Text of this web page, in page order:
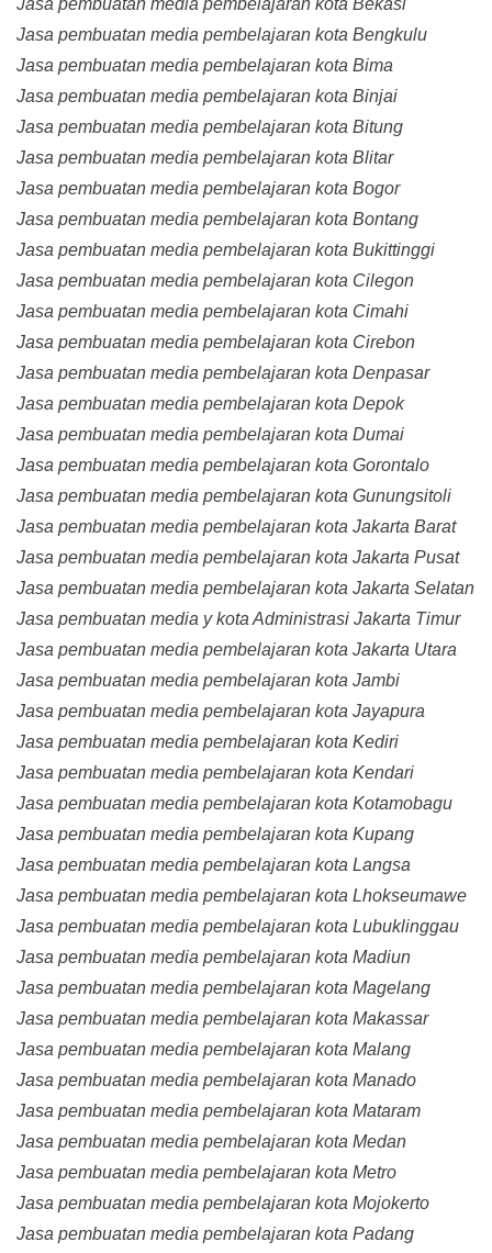
Jasa pembuatan media pembelajaran kota Bekasi
Jasa pembuatan media pembelajaran kota Bengkulu
Jasa pembuatan media pembelajaran kota Bima
Jasa pembuatan media pembelajaran kota Binjai
Jasa pembuatan media pembelajaran kota Bitung
Jasa pembuatan media pembelajaran kota Blitar
Jasa pembuatan media pembelajaran kota Bogor
Jasa pembuatan media pembelajaran kota Bontang
Jasa pembuatan media pembelajaran kota Bukittinggi
Jasa pembuatan media pembelajaran kota Cilegon
Jasa pembuatan media pembelajaran kota Cimahi
Jasa pembuatan media pembelajaran kota Cirebon
Jasa pembuatan media pembelajaran kota Denpasar
Jasa pembuatan media pembelajaran kota Depok
Jasa pembuatan media pembelajaran kota Dumai
Jasa pembuatan media pembelajaran kota Gorontalo
Jasa pembuatan media pembelajaran kota Gunungsitoli
Jasa pembuatan media pembelajaran kota Jakarta Barat
Jasa pembuatan media pembelajaran kota Jakarta Pusat
Jasa pembuatan media pembelajaran kota Jakarta Selatan
Jasa pembuatan media y kota Administrasi Jakarta Timur
Jasa pembuatan media pembelajaran kota Jakarta Utara
Jasa pembuatan media pembelajaran kota Jambi
Jasa pembuatan media pembelajaran kota Jayapura
Jasa pembuatan media pembelajaran kota Kediri
Jasa pembuatan media pembelajaran kota Kendari
Jasa pembuatan media pembelajaran kota Kotamobagu
Jasa pembuatan media pembelajaran kota Kupang
Jasa pembuatan media pembelajaran kota Langsa
Jasa pembuatan media pembelajaran kota Lhokseumawe
Jasa pembuatan media pembelajaran kota Lubuklinggau
Jasa pembuatan media pembelajaran kota Madiun
Jasa pembuatan media pembelajaran kota Magelang
Jasa pembuatan media pembelajaran kota Makassar
Jasa pembuatan media pembelajaran kota Malang
Jasa pembuatan media pembelajaran kota Manado
Jasa pembuatan media pembelajaran kota Mataram
Jasa pembuatan media pembelajaran kota Medan
Jasa pembuatan media pembelajaran kota Metro
Jasa pembuatan media pembelajaran kota Mojokerto
Jasa pembuatan media pembelajaran kota Padang